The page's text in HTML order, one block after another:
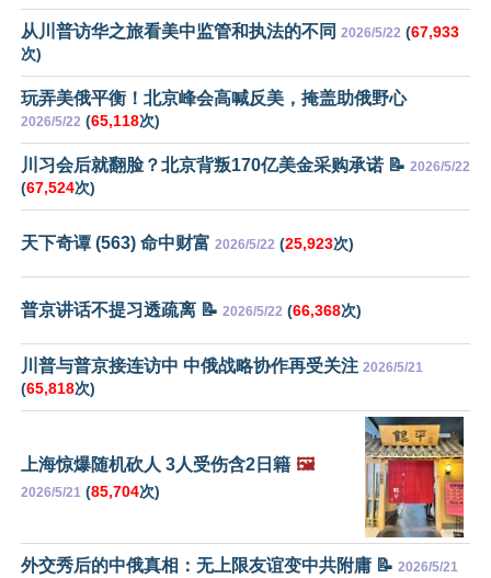
从川普访华之旅看美中监管和执法的不同 2026/5/22 (67,933
次)
玩弄美俄平衡！北京峰会高喊反美，掩盖助俄野心
2026/5/22 (65,118次)
川习会后就翻脸？北京背叛170亿美金采购承诺 📝 2026/5/22
(67,524次)
天下奇谭 (563) 命中财富 2026/5/22 (25,923次)
普京讲话不提习透疏离 📝 2026/5/22 (66,368次)
川普与普京接连访中 中俄战略协作再受关注 2026/5/21
(65,818次)
上海惊爆随机砍人 3人受伤含2日籍 🖼️
2026/5/21 (85,704次)
外交秀后的中俄真相：无上限友谊变中共附庸 📝 2026/5/21